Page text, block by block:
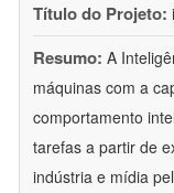
Título do Projeto:
Resumo: A
máquinas com a
comportamento
tarefas a partir de
indústria e mídia